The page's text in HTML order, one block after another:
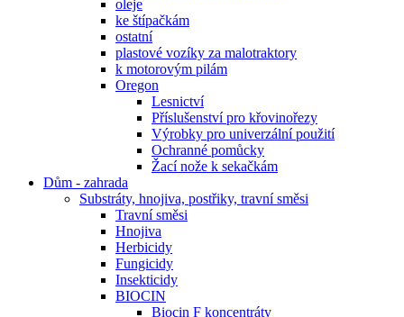
oleje
ke štípačkám
ostatní
plastové vozíky za malotraktory
k motorovým pilám
Oregon
Lesnictví
Příslušenství pro křovinořezy
Výrobky pro univerzální použití
Ochranné pomůcky
Žací nože k sekačkám
Dům - zahrada
Substráty, hnojiva, postřiky, travní směsi
Travní směsi
Hnojiva
Herbicidy
Fungicidy
Insekticidy
BIOCIN
Biocin F koncentráty